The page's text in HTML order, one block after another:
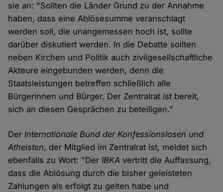
sie an: "Sollten die Länder Grund zu der Annahme
haben, dass eine Ablösesumme veranschlagt
werden soll, die unangemessen hoch ist, sollte
darüber diskutiert werden. In die Debatte sollten
neben Kirchen und Politik auch zivilgesellschaftliche
Akteure eingebunden werden, denn die
Staatsleistungen betreffen schließlich alle
Bürgerinnen und Bürger. Der Zentralrat ist bereit,
sich an diesen Gesprächen zu beteiligen."
DerInternationale Bund der Konfessionslosen und
Atheisten, der Mitglied im Zentralrat ist, meldet sich
ebenfalls zu Wort: "DerIBKA vertritt die Auffassung,
dass die Ablösung durch die bisher geleisteten
Zahlungen als erfolgt zu gelten habe und